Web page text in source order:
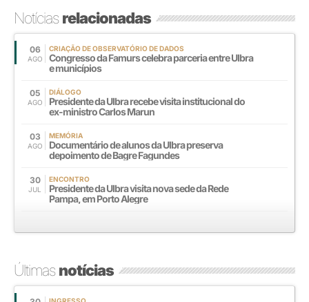
Notíciasrelacionadas
06
AGO
CRIAÇÃO DE OBSERVATÓRIO DE DADOS
Congresso da Famurs celebra parceria entre Ulbra
e municípios
05
AGO
DIÁLOGO
Presidente da Ulbra recebe visita institucional do
ex-ministro Carlos Marun
03
AGO
MEMÓRIA
Documentário de alunos da Ulbra preserva
depoimento de Bagre Fagundes
30
JUL
ENCONTRO
Presidente da Ulbra visita nova sede da Rede
Pampa, em Porto Alegre
Últimasnotícias